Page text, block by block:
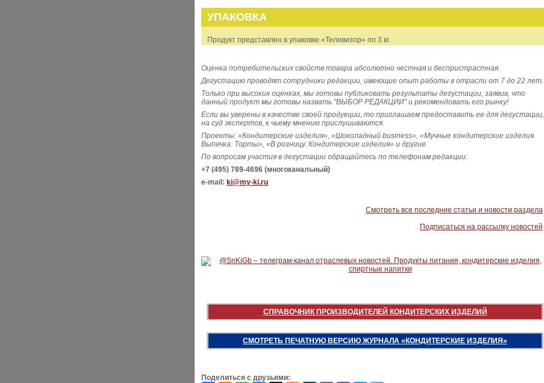
УПАКОВКА
Продукт представлен в упаковке «Телевизор» по 3 кг.
Оценка потребительских свойств товара абсолютно честная и беспристрастная.
Дегустацию проводят сотрудники редакции, имеющие опыт работы в отрасли от 7 до 22 лет.
Только при высоких оценках, мы готовы публиковать результаты дегустации, заявив, что
данный продукт мы готовы назвать "ВЫБОР РЕДАКЦИИ" и рекомендовать его рынку!
Если вы уверены в качестве своей продукции, то приглашаем предоставить ее для дегустации,
на суд экспертов, к чьему мнению прислушиваются.
Проекты: «Кондитерские изделия», «Шоколадный business», «Мучные кондитерские изделия.
Выпечка. Торты», «В розницу. Кондитерские изделия» и другие.
По вопросам участия в дегустации обращайтесь по телефонам редакции:
+7 (495) 789-4696 (многоканальный)
e-mail: ki@my-ki.ru
Смотреть все последние статьи и новости раздела
Подписаться на рассылку новостей
СПРАВОЧНИК ПРОИЗВОДИТЕЛЕЙ КОНДИТЕРСКИХ ИЗДЕЛИЙ
СМОТРЕТЬ ПЕЧАТНУЮ ВЕРСИЮ ЖУРНАЛА «КОНДИТЕРСКИЕ ИЗДЕЛИЯ»
Поделиться с друзьями: